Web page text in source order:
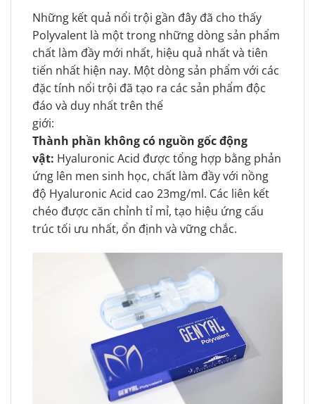
Những kết quả nổi trội gần đây đã cho thấy
Polyvalent là một trong những dòng sản phẩm
chất làm đầy mới nhất, hiệu quả nhất và tiên
tiến nhất hiện nay. Một dòng sản phẩm với các
đặc tính nổi trội đã tạo ra các sản phẩm độc
đáo và duy nhất trên thế
giới:
Thành phần không có nguồn gốc động
vật: Hyaluronic Acid được tổng hợp bằng phản
ứng lên men sinh học, chất làm đầy với nồng
độ Hyaluronic Acid cao 23mg/ml. Các liên kết
chéo được căn chỉnh tỉ mỉ, tạo hiệu ứng cấu
trúc tối ưu nhất, ổn định và vững chắc.